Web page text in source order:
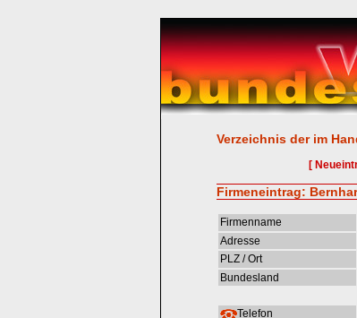
Verzeichnis der im
[
Firmeneintrag:
Firmenname
Adresse
PLZ / Ort
Bundesland
Telefon